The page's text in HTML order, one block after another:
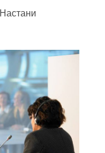
Настани